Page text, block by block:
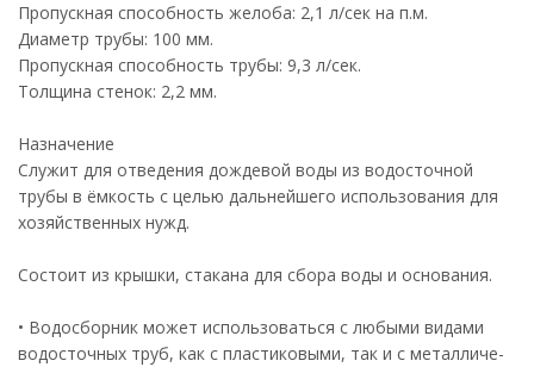
Пропускная способность желоба: 2,1 л/сек на п.м.
Диаметр трубы: 100 мм.
Пропускная способность трубы: 9,3 л/сек.
Толщина стенок: 2,2 мм.
Назначение
Служит для отведения дождевой воды из водосточной
трубы в ёмкость с целью дальнейшего использования для
хозяйственных нужд.
Состоит из крышки, стакана для сбора воды и основания.
• Водосборник может использоваться с любыми видами
водосточных труб, как с пластиковыми, так и с металличе-